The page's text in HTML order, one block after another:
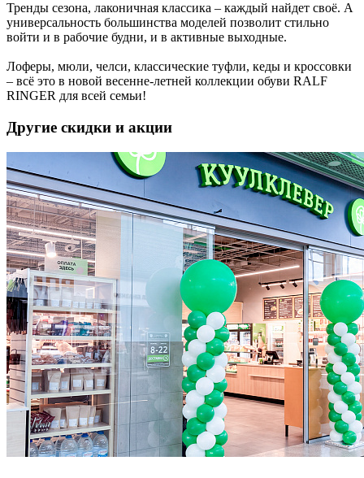
Тренды сезона, лаконичная классика – каждый найдет своё. А
универсальность большинства моделей позволит стильно
войти и в рабочие будни, и в активные выходные.
Лоферы, мюли, челси, классические туфли, кеды и кроссовки
– всё это в новой весенне-летней коллекции обуви RALF
RINGER для всей семьи!
Другие скидки и акции